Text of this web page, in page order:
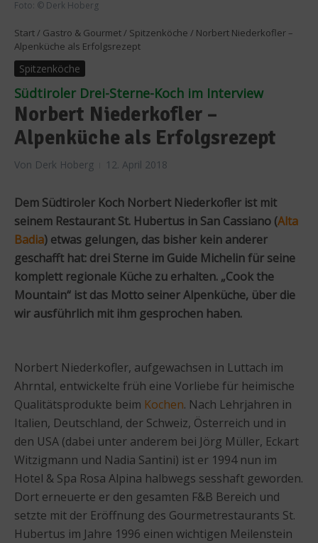
Foto: © Derk Hoberg
Start / Gastro & Gourmet / Spitzenköche / Norbert Niederkofler –
Alpenküche als Erfolgsrezept
Spitzenköche
Südtiroler Drei-Sterne-Koch im Interview
Norbert Niederkofler –
Alpenküche als Erfolgsrezept
Von Derk Hoberg 12. April 2018
Dem Südtiroler Koch Norbert Niederkofler ist mit
seinem Restaurant St. Hubertus in San Cassiano (Alta
Badia) etwas gelungen, das bisher kein anderer
geschafft hat: drei Sterne im Guide Michelin für seine
komplett regionale Küche zu erhalten. „Cook the
Mountain“ ist das Motto seiner Alpenküche, über die
wir ausführlich mit ihm gesprochen haben.
Norbert Niederkofler, aufgewachsen in Luttach im
Ahrntal, entwickelte früh eine Vorliebe für heimische
Qualitätsprodukte beim Kochen. Nach Lehrjahren in
Italien, Deutschland, der Schweiz, Österreich und in
den USA (dabei unter anderem bei Jörg Müller, Eckart
Witzigmann und Nadia Santini) ist er 1994 nun im
Hotel & Spa Rosa Alpina halbwegs sesshaft geworden.
Dort erneuerte er den gesamten F&B Bereich und
setzte mit der Eröffnung des Gourmetrestaurants St.
Hubertus im Jahre 1996 einen wichtigen Meilenstein